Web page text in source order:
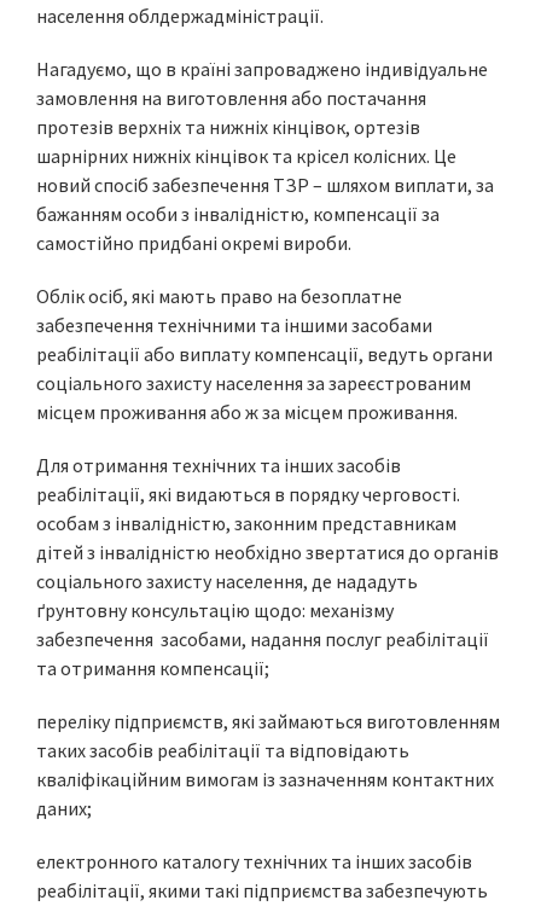
населення облдержадміністрації.
Нагадуємо, що в країні запроваджено індивідуальне
замовлення на виготовлення або постачання
протезів верхніх та нижніх кінцівок, ортезів
шарнірних нижніх кінцівок та крісел колісних. Це
новий спосіб забезпечення ТЗР – шляхом виплати, за
бажанням особи з інвалідністю, компенсації за
самостійно придбані окремі вироби.
Облік осіб, які мають право на безоплатне
забезпечення технічними та іншими засобами
реабілітації або виплату компенсації, ведуть органи
соціального захисту населення за зареєстрованим
місцем проживання або ж за місцем проживання.
Для отримання технічних та інших засобів
реабілітації, які видаються в порядку черговості.
особам з інвалідністю, законним представникам
дітей з інвалідністю необхідно звертатися до органів
соціального захисту населення, де нададуть
ґрунтовну консультацію щодо: механізму
забезпечення засобами, надання послуг реабілітації
та отримання компенсації;
переліку підприємств, які займаються виготовленням
таких засобів реабілітації та відповідають
кваліфікаційним вимогам із зазначенням контактних
даних;
електронного каталогу технічних та інших засобів
реабілітації, якими такі підприємства забезпечують